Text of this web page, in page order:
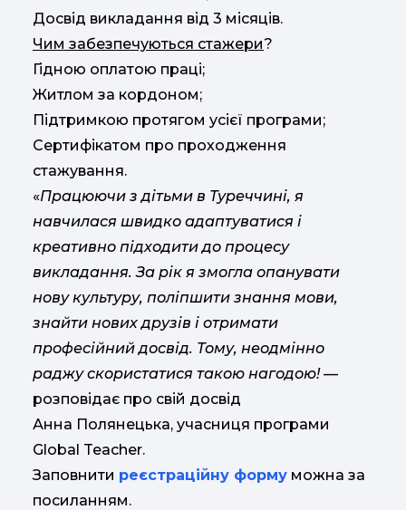
Досвід викладання від 3 місяців.
Чим забезпечуються стажери?
Гідною оплатою праці;
Житлом за кордоном;
Підтримкою протягом усієї програми;
Сертифікатом про проходження
стажування.
«Працюючи з дітьми в Туреччині, я
навчилася швидко адаптуватися і
креативно підходити до процесу
викладання. За рік я змогла опанувати
нову культуру, поліпшити знання мови,
знайти нових друзів і отримати
професійний досвід. Тому, неодмінно
раджу скористатися такою нагодою!—
розповідає про свій досвід
Анна Полянецька, учасниця програми
Global Teacher.
Заповнити реєстраційну форму можна за
посиланням.